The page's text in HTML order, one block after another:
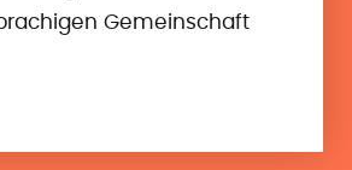
Gemeinschaft